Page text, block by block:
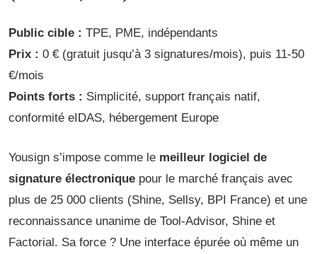
Public cible : TPE, PME, indépendants
Prix : 0 € (gratuit jusqu’à 3 signatures/mois), puis 11-50
€/mois
Points forts : Simplicité, support français natif,
conformité eIDAS, hébergement Europe
Yousign s’impose comme le meilleur logiciel de
signature électronique pour le marché français avec
plus de 25 000 clients (Shine, Sellsy, BPI France) et une
reconnaissance unanime de Tool-Advisor, Shine et
Factorial. Sa force ? Une interface épurée où même un